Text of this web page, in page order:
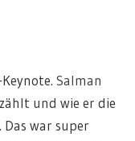
Salman
und wie er die
war super